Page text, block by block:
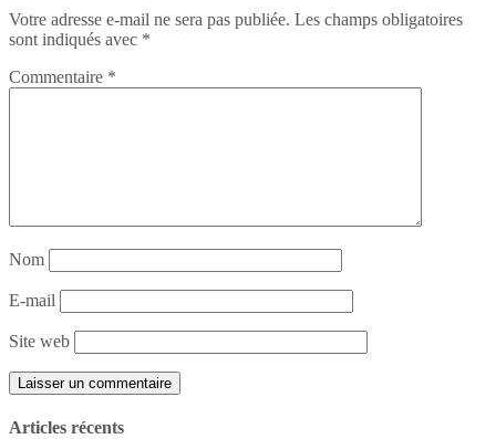
Votre adresse e-mail ne sera pas publiée. Les champs obligatoires
sont indiqués avec *
Commentaire *
Nom
E-mail
Site web
Articles récents